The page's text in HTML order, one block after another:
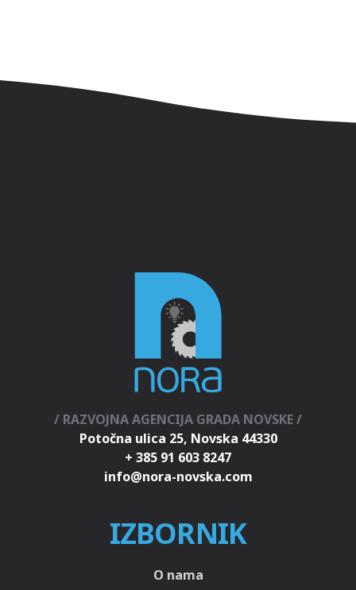
/ RAZVOJNA AGENCIJA GRADA NOVSKE /
Potočna ulica 25, Novska 44330
+ 385 91 603 8247
IZBORNIK
O nama